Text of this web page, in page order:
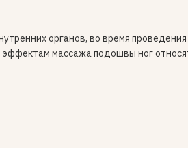
органов, во время
массажа подошвы ног